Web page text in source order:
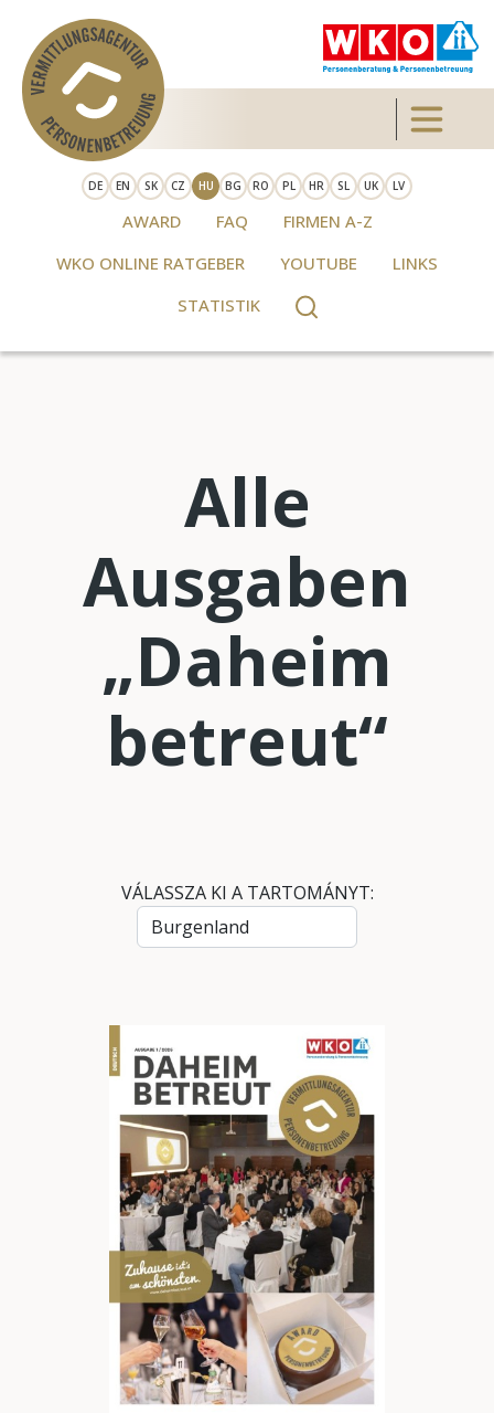
Skip to main content Toggle
DE EN SK CZ HU BG RO PL HR SL UK LV
AWARD FAQ
FIRMEN A-Z
WKO ONLINE RATGEBER
YOUTUBE
LINKS
STATISTIK
Alle
Ausgaben
„Daheim
betreut“
VÁLASSZA KI A TARTOMÁNYT: